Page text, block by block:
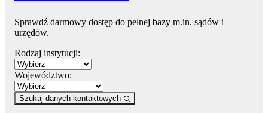
Sprawdź darmowy dostęp do pełnej bazy m.in. sądów i
urzędów.
Rodzaj instytucji:
Województwo:
Szukaj danych kontaktowych